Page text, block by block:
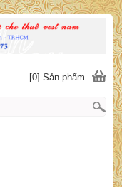
[0] Sản phẩm